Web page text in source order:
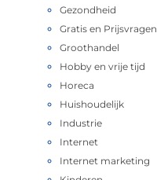
Gezondheid
Gratis en Prijsvragen
Groothandel
Hobby en vrije tijd
Horeca
Huishoudelijk
Industrie
Internet
Internet marketing